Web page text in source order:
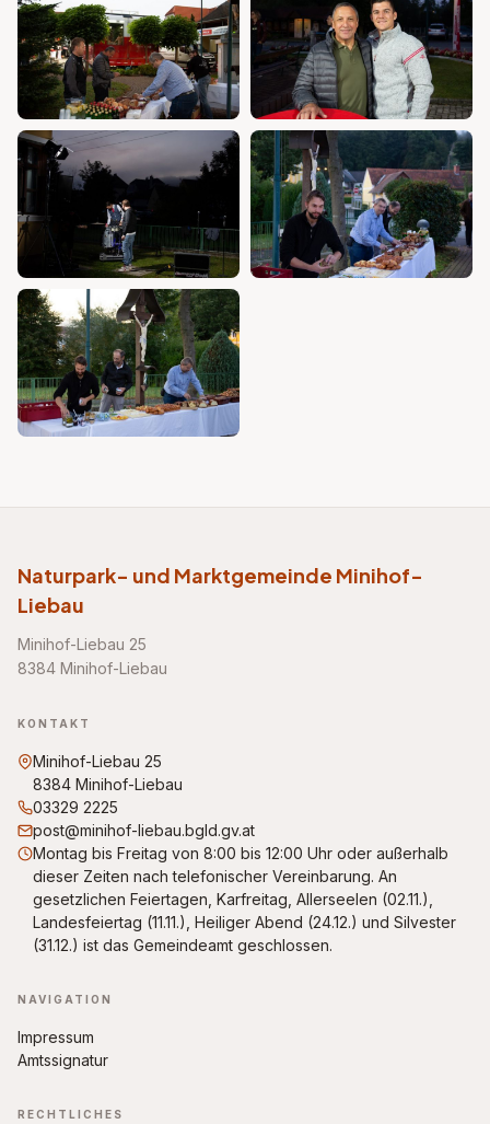
Naturpark- und Marktgemeinde Minihof-
Liebau
Minihof-Liebau 25
8384 Minihof-Liebau
KONTAKT
Minihof-Liebau 25
8384 Minihof-Liebau
03329 2225
post@minihof-liebau.bgld.gv.at
Montag bis Freitag von 8:00 bis 12:00 Uhr oder außerhalb
dieser Zeiten nach telefonischer Vereinbarung. An
gesetzlichen Feiertagen, Karfreitag, Allerseelen (02.11.),
Landesfeiertag (11.11.), Heiliger Abend (24.12.) und Silvester
(31.12.) ist das Gemeindeamt geschlossen.
NAVIGATION
Impressum
Amtssignatur
RECHTLICHES